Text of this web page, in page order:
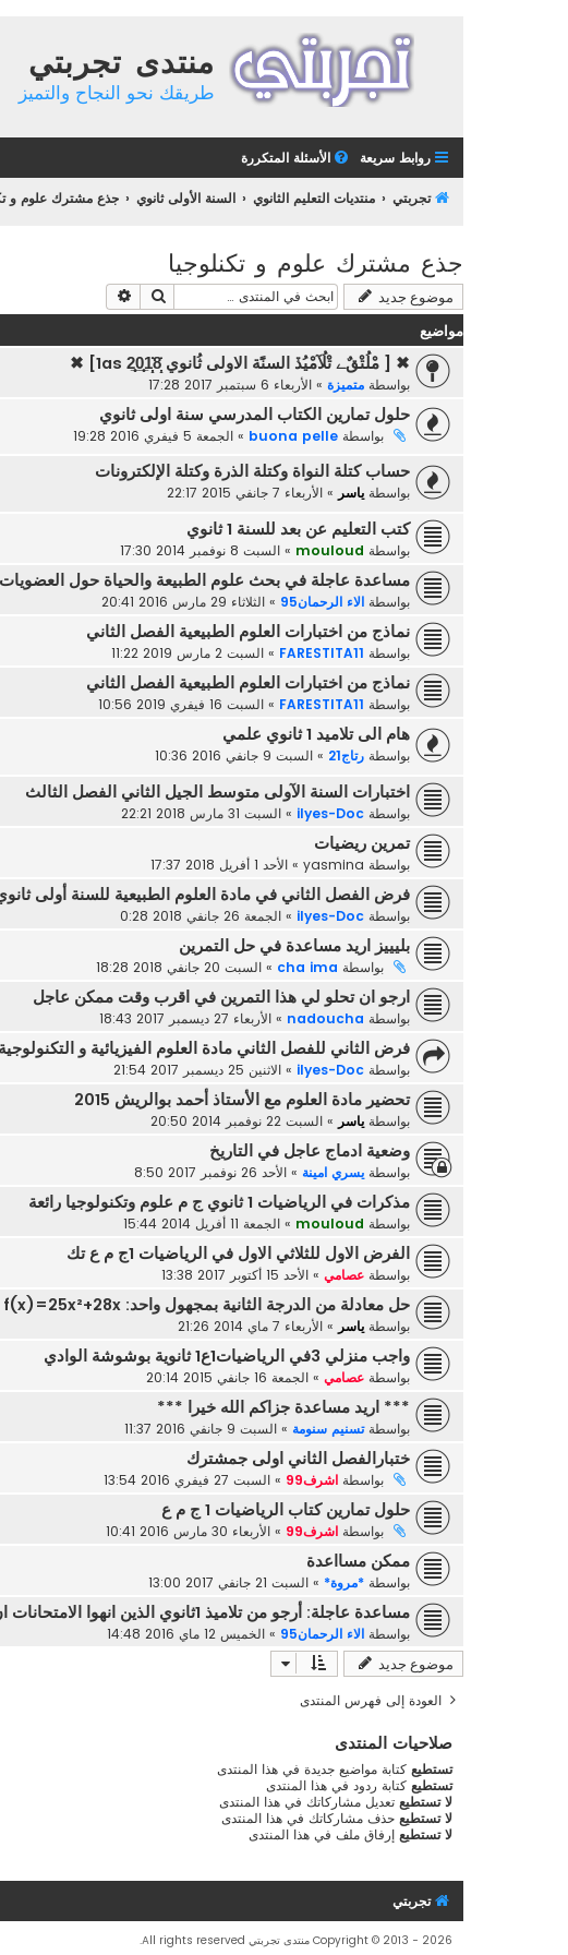
منتدى تجربتي
طريقك نحو النجاح والتميز
روابط سريعة الأسئلة المتكررة
تجربتي منتديات التعليم الثانوي السنة الأولى ثانوي جذع مشترك علوم و
جذع مشترك علوم و تكنلوجيا
موضوع جديد بحث
مواضيع
✖ [ مْلُتْقٌﮯ تْلُآمْيُڏ السنًَة الاولى ثُانوي 1as 2̲̣̣̣̥0̲̣̣̥1̣̣̝̇̇8̣̝̇] ✖
بواسطة متميزة » الأربعاء 6 سبتمبر 2017 17:28
حلول تمارين الكتاب المدرسي سنة اولى ثانوي
بواسطة buona pelle
» الجمعة 5 فيفري 2016 19:28
حساب كتلة النواة وكتلة الذرة وكتلة الإلكترونات
بواسطةياسر » الأربعاء 7 جانفي 2015 22:17
كتب التعليم عن بعد للسنة 1 ثانوي
بواسطة mouloud
» السبت 8 نوفمبر 2014 17:30
مساعدة عاجلة في بحث علوم الطبيعة والحياة حول العضويات
بواسطة الاء الرحمان95 » الثلاثاء 29 مارس 2016 20:41
نماذج من اختبارات العلوم الطبيعية الفصل الثاني
بواسطة FARESTITA11
» السبت 2 مارس 2019 11:22
نماذج من اختبارات العلوم الطبيعية الفصل الثاني
بواسطة FARESTITA11
» السبت 16 فيفري 2019 10:56
هام الى تلاميد 1 ثانوي علمي
بواسطة رتاج21 » السبت 9 جانفي 2016 10:36
اختبارات السنة الآولى متوسط الجيل الثاني الفصل الثالث
بواسطة ilyes-Doc
» السبت 31 مارس 2018 22:21
تمرين ريضيات
بواسطة yasmina
» الأحد 1 أفريل 2018 17:37
فرض الفصل الثاني في مادة العلوم الطبيعية للسنة أولى
بواسطة ilyes-Doc
» الجمعة 26 جانفي 2018 0:28
بليييز اريد مساعدة في حل التمرين
بواسطة cha ima
» السبت 20 جانفي 2018 18:28
ارجو ان تحلو لي هذا التمرين في اقرب وقت ممكن عاجل
بواسطة nadoucha
» الأربعاء 27 ديسمبر 2017 18:43
فرض الثاني للفصل الثاني مادة العلوم الفيزيائية و
بواسطة ilyes-Doc
» الاثنين 25 ديسمبر 2017 21:54
تحضير مادة العلوم مع الأستاذ أحمد بوالريش 2015
بواسطة ياسر » السبت 22 نوفمبر 2014 20:50
وضعية ادماج عاجل في التاريخ
بواسطة يسري امينة » الأحد 26 نوفمبر 2017 8:50
مذكرات في الرياضيات 1 ثانوي ج م علوم وتكنولوجيا رائعة
بواسطة mouloud
» الجمعة 11 أفريل 2014 15:44
الفرض الاول للثلاثي الاول في الرياضيات 1ج م ع تك
بواسطة عصامي » الأحد 15 أكتوبر 2017 13:38
حل معادلة من الدرجة الثانية بمجهول واحد: f(x)=25x²+28x
بواسطة ياسر » الأربعاء 7 ماي 2014 21:26
واجب منزلي 3في الرياضيات1ع1 ثانوية بوشوشة الوادي
بواسطة عصامي » الجمعة 16 جانفي 2015 20:14
*** اريد مساعدة جزاكم الله خيرا ***
بواسطةتسنيم سنومة » السبت 9 جانفي 2016 11:37
ختبارالفصل الثاني اولى جمشترك
بواسطة اشرف99 » السبت 27 فيفري 2016 13:54
حلول تمارين كتاب الرياضيات 1 ج م ع
بواسطة اشرف99 » الأربعاء 30 مارس 2016 10:41
ممكن مسااعدة
بواسطة *مروة* » السبت 21 جانفي 2017 13:00
مساعدة عاجلة: أرجو من تلاميذ 1ثانوي الذين انهوا الامتحانات ان يضعوا لنا الاسئلة حتى نستفيد
بواسطة الاء الرحمان95 » الخميس 12 ماي 2016 14:48
موضوع جديد
العودة إلى فهرس المنتدى
صلاحيات المنتدى
تستطيع كتابة مواضيع جديدة في هذا المنتدى
تستطيع كتابة ردود في هذا المنتدى
لا تستطيع تعديل مشاركاتك في هذا المنتدى
لا تستطيع حذف مشاركاتك في هذا المنتدى
لا تستطيع إرفاق ملف في هذا المنتدى
تجربتي
Copyright © 2013 - 2026 منتدى تجربتي All rights reserved.